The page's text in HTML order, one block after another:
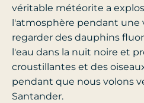
véritable météorite a
l'atmosphère pendant une
regarder des dauphins
l'eau dans la nuit noire et
croustillantes et des
pendant que nous volons
Santander.